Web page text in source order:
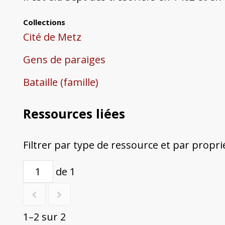
Collections
Cité de Metz
Gens de paraiges
Bataille (famille)
Ressources liées
Filtrer par type de ressource et par
de 1
1–2 sur 2